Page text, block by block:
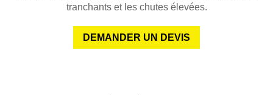
tranchants et les chutes élevées.
DEMANDER UN DEVIS